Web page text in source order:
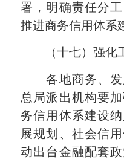
署，明确责任分
推进商务信用体系
（十七）强化工
各地商务、发
总局派出机构要
务信用体系建设
展规划、社会信
动出台金融配套